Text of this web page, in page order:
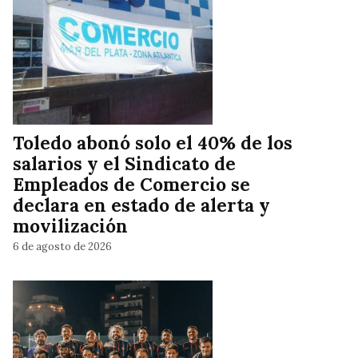
Toledo abonó solo el 40% de los
salarios y el Sindicato de
Empleados de Comercio se
declara en estado de alerta y
movilización
6 de agosto de 2026